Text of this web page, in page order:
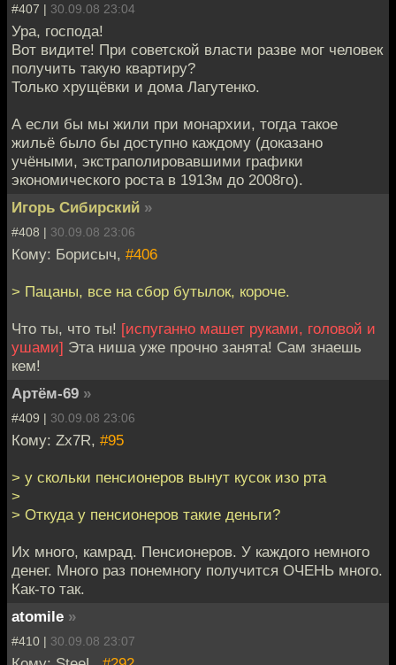
#407 | 30.09.08 23:04
Ура, господа!
Вот видите! При советской власти разве мог человек
получить такую квартиру?
Только хрущёвки и дома Лагутенко.
А если бы мы жили при монархии, тогда такое
жильё было бы доступно каждому (доказано
учёными, экстраполировавшими графики
экономического роста в 1913м до 2008го).
Игорь Сибирский »
#408 | 30.09.08 23:06
Кому: Борисыч, #406
> Пацаны, все на сбор бутылок, короче.
Что ты, что ты! [испуганно машет руками, головой и
ушами] Эта ниша уже прочно занята! Сам знаешь
кем!
Артём-69 »
#409 | 30.09.08 23:06
Кому: Zx7R, #95
> у скольки пенсионеров вынут кусок изо рта
>
> Откуда у пенсионеров такие деньги?
Их много, камрад. Пенсионеров. У каждого немного
денег. Много раз понемногу получится ОЧЕНЬ много.
Как-то так.
atomile »
#410 | 30.09.08 23:07